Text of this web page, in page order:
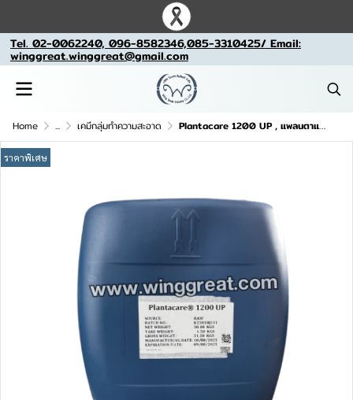
Tel. 02-0062240, 096-8582346,085-3310425/ Email:
winggreat.winggreat@gmail.com
Home ... เคมีกลุ่มทำความสะอาด Plantacare 1200 UP , แพลนตาแคร์ 1200 ,สารเพิ่มฟอง
ราคาพิเศษ